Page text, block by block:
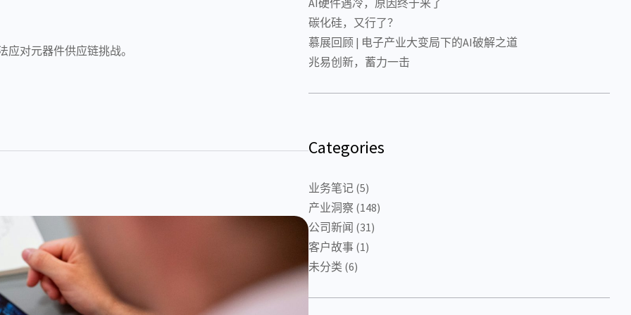
对元器件供应链挑战。
AI硬件遇冷，原因终于来了
碳化硅，又行了？
慕展回顾 | 电子产业大变局下的AI破解之道
兆易创新，蓄力一击
Categories
业务笔记(5)
产业洞察(148)
公司新闻 (31)
客户故事(1)
未分类 (6)